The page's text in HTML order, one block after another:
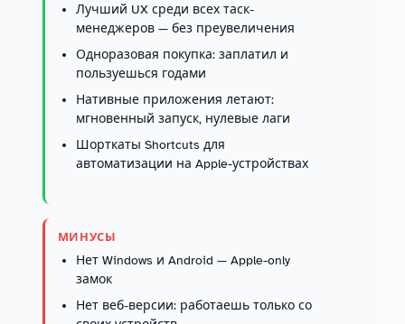
Лучший UX среди всех таск-
менеджеров — без преувеличения
Одноразовая покупка: заплатил и
пользуешься годами
Нативные приложения летают:
мгновенный запуск, нулевые лаги
Шорткаты Shortcuts для
автоматизации на Apple-устройствах
МИНУСЫ
Нет Windows и Android — Apple-only
замок
Нет веб-версии: работаешь только со